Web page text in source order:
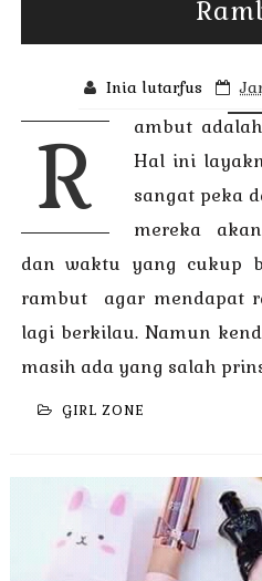
Inia lutarfus
R
ambut
Hal ini
sangat peka
mereka
dan waktu yang cukup
rambut agar mendapat
lagi berkilau. Namun
masih ada yang salah
GIRL ZONE